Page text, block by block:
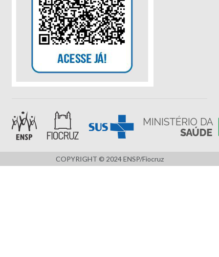
COPYRIGHT © 2024 ENSP/Fiocruz